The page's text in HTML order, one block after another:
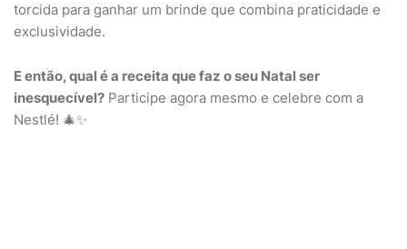
torcida para ganhar um brinde que combina praticidade e
exclusividade.
E então, qual é a receita que faz o seu Natal ser
inesquecível? Participe agora mesmo e celebre com a
Nestlé! 🎄✨